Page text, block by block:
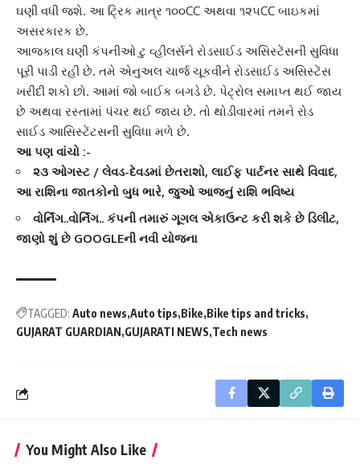
ઘણી વધી જશે. આ ટ્રિક માત્ર ૧૦૦CC અથવા ૧૨૫CC બાઇકમાં
અસરકારક છે.
આજકાલ ઘણી કંપનીઓ ટુ વ્હીલર્સને રોડસાઈડ અસિસ્ટેંસની સુવિધા
પૂરી પાડી રહી છે. તમે એનુઅલ ચાર્જ ચૂકવીને રોડસાઈડ અસિસ્ટેંસ
ખરીદી શકો છો. આમાં જો બાઈક બગડે છે. પેટ્રોલ સમાપ્ત થઈ જાય
છે અથવા રસ્તામાં પંચર થઈ જાય છે. તો થોડીવારમાં તમને રોડ
સાઈડ આસિસ્ટેંટસની સુવિધા મળે છે.
આ પણ વાંચો :-
૨૩ ઓગસ્ટ / લેવડ-દેવડમાં છેતરાશો, લાઈફ પાર્ટનર સાથે વિવાદ,
આ રાશિના જાતકોનો બુધ ભારે, જુઓ આજનું રાશિ ભવિષ્ય
વોર્નિંગ..વોર્નિંગ.. કંપની તમારું ગૂગલ એકાઉન્ટ કરી શકે છે ડિલીટ,
જાણો શું છે GOOGLEની નવી યોજના
TAGGED: Auto news Auto tips Bike Bike tips and tricks
GUJARAT GUARDIAN GUJARATI NEWS Tech news
You Might Also Like